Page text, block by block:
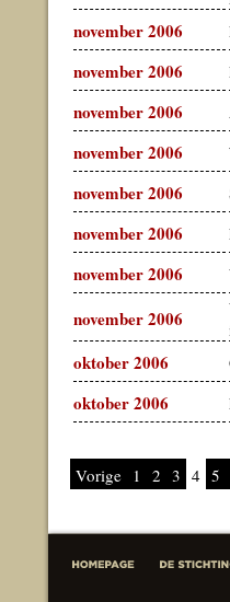
november 2006
november 2006
november 2006
november 2006
november 2006
november 2006
november 2006
november 2006
oktober 2006
oktober 2006
Vorige 1 2 3 4 5